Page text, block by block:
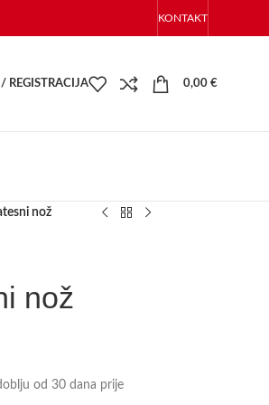
KONTAKT
REGISTRACIJA 0,00 €
nož
nož
od 30 dana prije